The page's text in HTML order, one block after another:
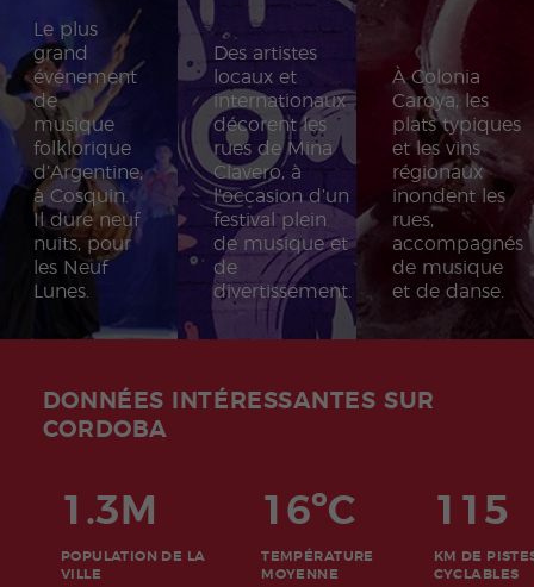
Le plus
grand
événement
de
musique
folklorique
d’Argentine,
à Cosquin.
Il dure neuf
nuits, pour
les Neuf
Lunes.
Des artistes
locaux et
internationaux
décorent les
rues de Mina
Clavero, à
l’occasion d’un
festival plein
de musique et
de
divertissement.
À Colonia
Caroya, les
plats typiques
et les vins
régionaux
inondent les
rues,
accompagnés
de musique
et de danse.
DONNÉES INTÉRESSANTES SUR
CORDOBA
1.3M
POPULATION DE LA
VILLE
16ºC
TEMPÉRATURE
MOYENNE
115
KM DE
CYCLABLES